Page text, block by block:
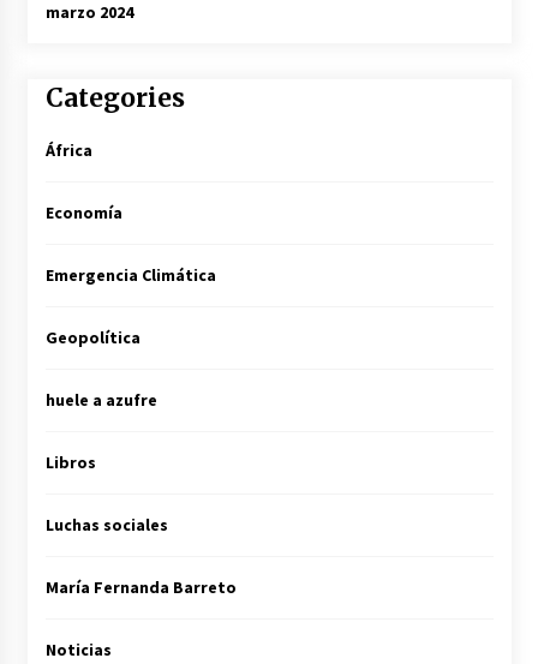
marzo 2024
Categories
África
Economía
Emergencia Climática
Geopolítica
huele a azufre
Libros
Luchas sociales
María Fernanda Barreto
Noticias